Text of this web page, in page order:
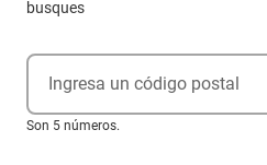
busques
Ingresa un código postal
Son 5 números.